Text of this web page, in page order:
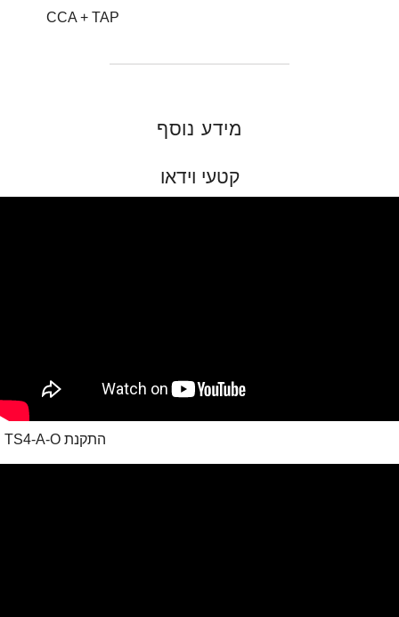
CCA + TAP
מידע נוסף
קטעי וידאו
התקנת TS4-A-O